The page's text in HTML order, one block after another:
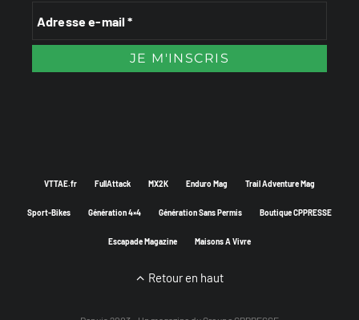
VTTAE.fr FullAttack MX2K Enduro Mag Trail Adventure Mag
Sport-Bikes Génération 4×4 Génération Sans Permis Boutique CPPRESSE
Escapade Magazine Maisons A Vivre
Retour en haut